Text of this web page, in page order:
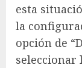
esta
la
opción de
seleccionar